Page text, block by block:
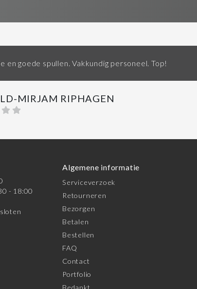
en goede spullen. Vakkundig personeel. Top!
MIRJAM RIPHAGEN
- 18:00
Algemene informatie
Serviceverzoek
Retourneren
Bezorgen
Betalen
Bestellen
FAQ
Contact
Portfolio